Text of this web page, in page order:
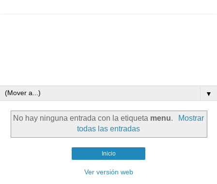
▼
No hay ninguna entrada con la etiqueta menu.
Mostrar
todas las entradas
Inicio
Ver versión web